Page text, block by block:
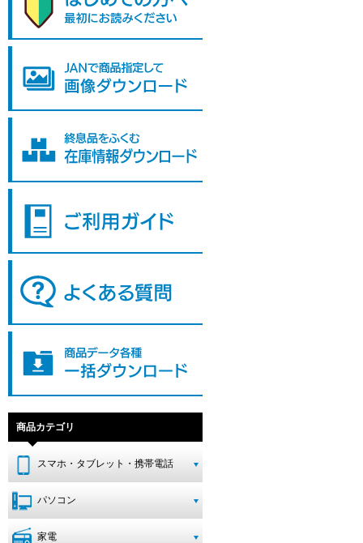
商品カテゴリ
スマホ・タブレット・携帯電話
パソコン
家電